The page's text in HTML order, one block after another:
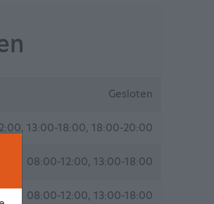
Gesloten
13:00-18:00, 18:00-20:00
08:00-12:00, 13:00-18:00
08:00-12:00, 13:00-18:00